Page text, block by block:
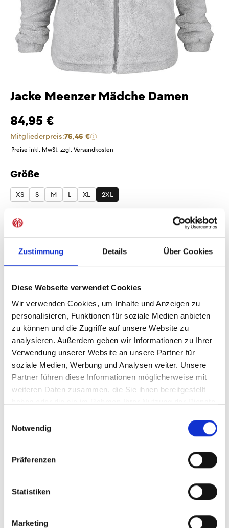
Zustimmung Details Über Cookies
Diese Webseite verwendet Cookies
Wir verwenden Cookies, um Inhalte und Anzeigen zu
personalisieren, Funktionen für soziale Medien anbieten
zu können und die Zugriffe auf unsere Website zu
analysieren. Außerdem geben wir Informationen zu Ihrer
Verwendung unserer Website an unsere Partner für
soziale Medien, Werbung und Analysen weiter. Unsere
Partner führen diese Informationen möglicherweise mit
weiteren Daten zusammen, die Sie ihnen bereitgestellt
Notwendig
Präferenzen
Statistiken
Marketing
Jacke Meenzer Mädche Damen
84,95 €
Mitgliederpreis:76,46 €
Preise inkl. MwSt. zzgl. Versandkosten
Größe
auswählen
XS S M L XL 2XL
Produkt Anzahl: Gib den gewünschten
Anzahl
IN DEN WARENKORB
Produktdetails
ÄHNLICHE PRODUKTE
84,95 €